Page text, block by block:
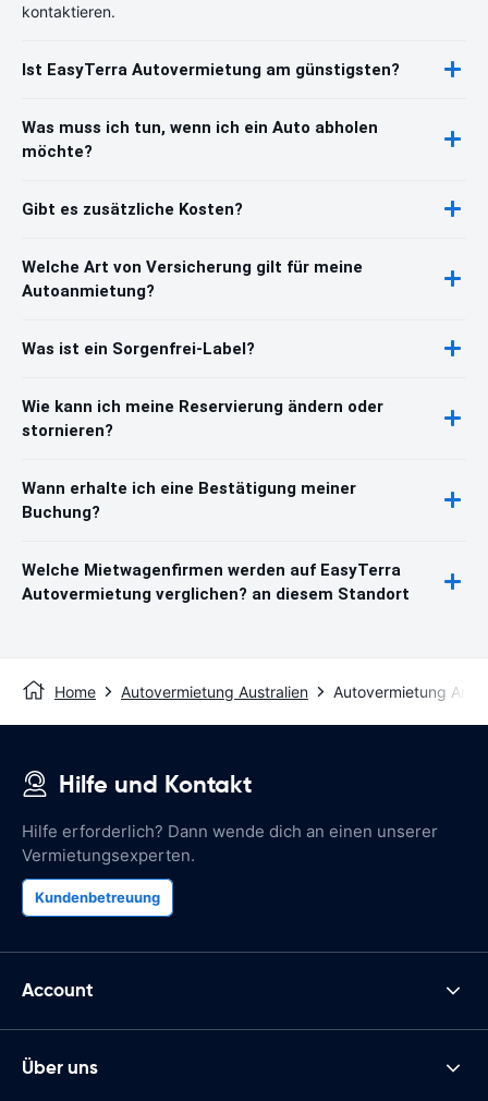
kontaktieren.
Ist EasyTerra Autovermietung am günstigsten?
Was muss ich tun, wenn ich ein Auto abholen
möchte?
Gibt es zusätzliche Kosten?
Welche Art von Versicherung gilt für meine
Autoanmietung?
Was ist ein Sorgenfrei-Label?
Wie kann ich meine Reservierung ändern oder
stornieren?
Wann erhalte ich eine Bestätigung meiner
Buchung?
Welche Mietwagenfirmen werden auf EasyTerra
Autovermietung verglichen? an diesem Standort
Home Autovermietung Australien Autovermietung
Hilfe und Kontakt
Hilfe erforderlich? Dann wende dich an einen unserer
Vermietungsexperten.
Kundenbetreuung
Account
Über uns